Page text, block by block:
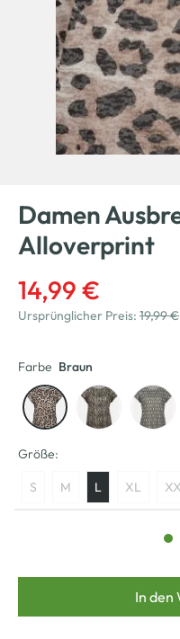
Damen
Alloverprint
14,99 €
Ursprünglicher Preis: 19,99 €
Farbe Braun
Größe:
S M L XL
In den